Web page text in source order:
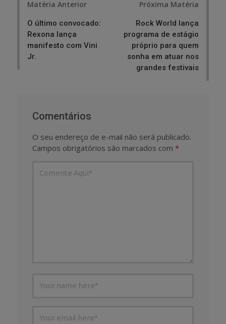
Matéria Anterior
O último convocado:
Rexona lança
manifesto com Vini
Jr.
Próxima Matéria
Rock World lança
programa de estágio
próprio para quem
sonha em atuar nos
grandes festivais
Comentários
O seu endereço de e-mail não será publicado.
Campos obrigatórios são marcados com *